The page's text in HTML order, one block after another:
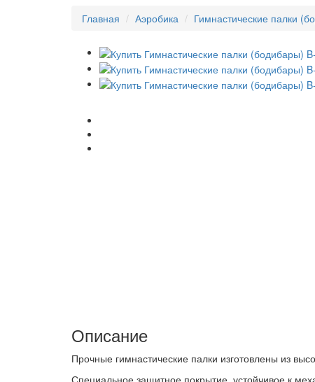
Главная
Аэробика Гимнастические палки
Описание
Прочные гимнастические палки изготовлены из